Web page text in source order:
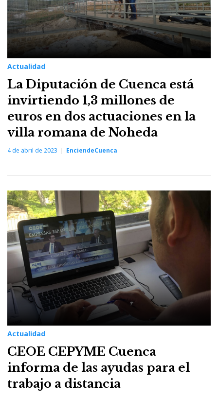
Actualidad
La Diputación de Cuenca está
invirtiendo 1,3 millones de
euros en dos actuaciones en la
villa romana de Noheda
4 de abril de 2023 EnciendeCuenca
Actualidad
CEOE CEPYME Cuenca
informa de las ayudas para el
trabajo a distancia